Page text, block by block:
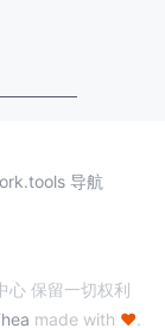
导航
保留一切权利
made with ♥.